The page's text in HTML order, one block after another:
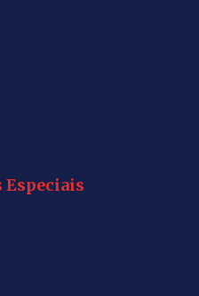
Especiais